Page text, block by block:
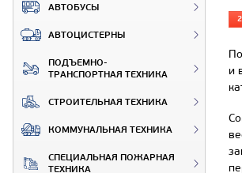
АВТОБУСЫ
АВТОЦИСТЕРНЫ
ПОДЪЕМНО-
ТРАНСПОРТНАЯ ТЕХНИКА
СТРОИТЕЛЬНАЯ ТЕХНИКА
КОММУНАЛЬНАЯ ТЕХНИКА
СПЕЦИАЛЬНАЯ ПОЖАРНАЯ
ТЕХНИКА
и